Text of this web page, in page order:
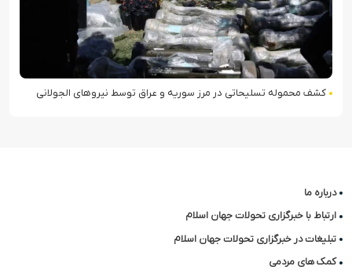
کشف محموله تسلیحاتی در مرز سوریه و عراق توسط نیروهای الجولانی
درباره ما
ارتباط با خبرگزاری تحولات جهان اسلام
تبلیغات در خبرگزاری تحولات جهان اسلام
کمک های مردمی